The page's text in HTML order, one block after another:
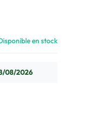
en stock
08/2026